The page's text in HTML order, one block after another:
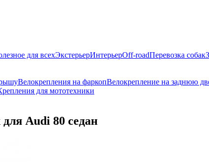
для всехЭкстерьерИнтерьерOff-roadПеревозка собак
Велокрепления на фаркопВелокрепление на заднюю
для мототехники
Audi 80 седан